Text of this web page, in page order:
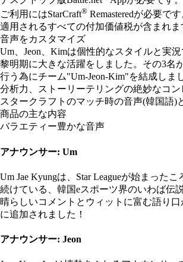
ご利用にはStarCraft® Remasteredが必要です
適用されるすべての付加価値税が含まれま
音声をカスタマイズ
Um、Jeon、Kimは個性的なスタイルと実
黎明期に大きな活躍をしました。その3名
行う為にチーム"Um-Jeon-Kim"を結成しま
分析力、ストーリーテリングの絶妙なコン
スタークラフトのマッチ時の音声(韓国語)
商品の主な内容
バラエティー豊かな音声
アナウンサー: Um
Um Jae Kyungは、Star Leagueが始まった
続けている、韓国eスポーツ界のいわば伝
晴らしいコメントとウィットに富む語り口
に追加されました！
アナウンサー: Jeon